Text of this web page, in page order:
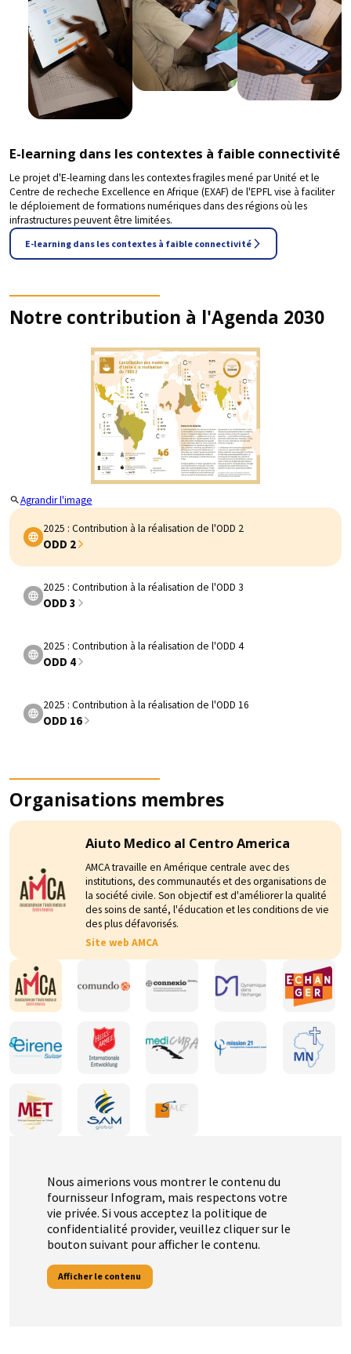
E-learning dans les contextes à faible connectivité
Le projet d'E-learning dans les contextes fragiles mené par Unité et le
Centre de recheche Excellence en Afrique (EXAF) de l'EPFL vise à faciliter
le déploiement de formations numériques dans des régions où les
infrastructures peuvent être limitées.
E-learning dans les contextes à faible connectivité
Notre contribution à l'Agenda 2030
2025 : Contribution à la réalisation de l'ODD 2
ODD 2
2025 : Contribution à la réalisation de l'ODD 3
ODD 3
2025 : Contribution à la réalisation de l'ODD 4
ODD 4
2025 : Contribution à la réalisation de l'ODD 16
ODD 16
Agrandir l'image
Organisations membres
Aiuto Medico al Centro America
AMCA travaille en Amérique centrale avec des
institutions, des communautés et des organisations de
la société civile. Son objectif est d'améliorer la qualité
des soins de santé, l'éducation et les conditions de vie
des plus défavorisés.
Site web AMCA
Nous aimerions vous montrer le contenu du
fournisseur Infogram, mais respectons votre
vie privée. Si vous acceptez la politique de
confidentialité provider, veuillez cliquer sur le
bouton suivant pour afficher le contenu.
Afficher le contenu